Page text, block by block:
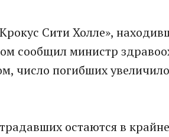
Сити Холле»,
сообщил министр
число погибших
остаются в